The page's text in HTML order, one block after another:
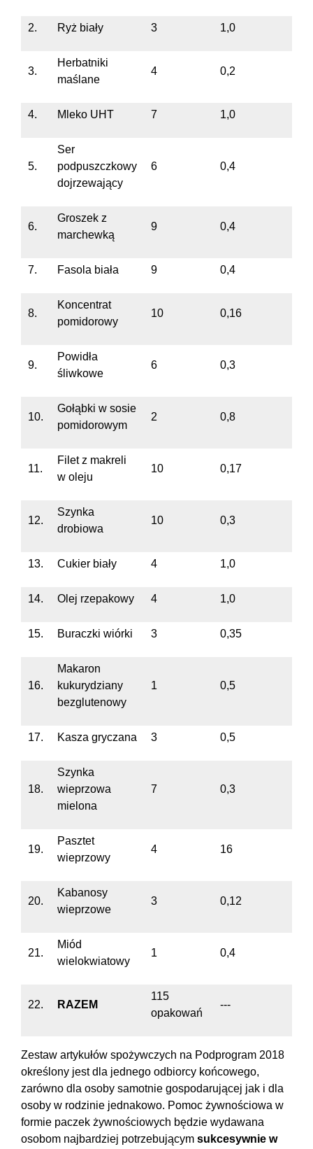
2. Ryż biały 3 1,0
3.
Herbatniki
maślane
4 0,2
4. Mleko UHT 7 1,0
5.
Ser
podpuszczkowy
dojrzewający
6 0,4
6.
Groszek z
marchewką
9 0,4
7. Fasola biała 9 0,4
8.
Koncentrat
pomidorowy
10 0,16
9.
Powidła
śliwkowe
6 0,3
10.
Gołąbki w sosie
pomidorowym
2 0,8
11.
Filet z makreli
w oleju
10 0,17
12.
Szynka
drobiowa
10 0,3
13. Cukier biały 4 1,0
14. Olej rzepakowy 4 1,0
15. Buraczki wiórki 3 0,35
16.
Makaron
kukurydziany
bezglutenowy
1 0,5
17. Kasza gryczana 3 0,5
18.
Szynka
wieprzowa
mielona
7 0,3
19.
Pasztet
wieprzowy
4 16
20.
Kabanosy
wieprzowe
3 0,12
21.
Miód
wielokwiatowy
1 0,4
22. RAZEM
115
opakowań
---
Zestaw artykułów spożywczych na Podprogram 2018
określony jest dla jednego odbiorcy końcowego,
zarówno dla osoby samotnie gospodarującej jak i dla
osoby w rodzinie jednakowo. Pomoc żywnościowa w
formie paczek żywnościowych będzie wydawana
osobom najbardziej potrzebującym sukcesywnie w